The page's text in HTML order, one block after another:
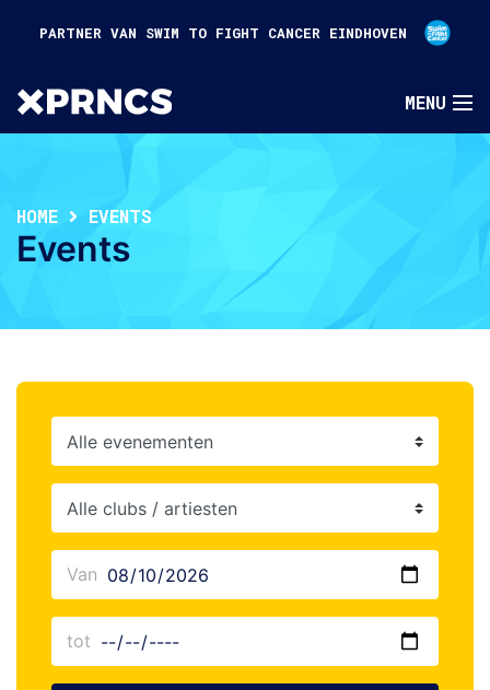
PARTNER VAN SWIM TO FIGHT CANCER EINDHOVEN
HOME EVENTS
Events